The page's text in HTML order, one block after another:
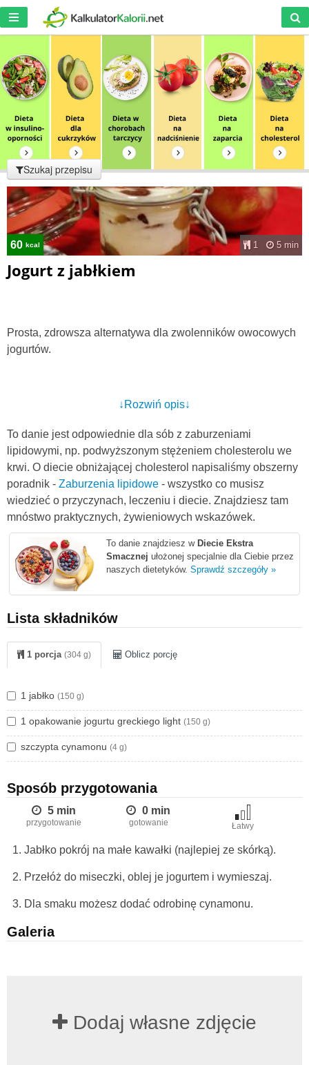
Szukaj przepisu
60 kcal 1 5 min
Jogurt z jabłkiem
Prosta, zdrowsza alternatywa dla zwolenników owocowych
jogurtów.
↓Rozwiń opis↓
To danie jest odpowiednie dla sób z zaburzeniami
lipidowymi, np. podwyższonym stężeniem cholesterolu we
krwi. O diecie obniżającej cholesterol napisaliśmy obszerny
poradnik - Zaburzenia lipidowe - wszystko co musisz
wiedzieć o przyczynach, leczeniu i diecie. Znajdziesz tam
mnóstwo praktycznych, żywieniowych wskazówek.
To danie znajdziesz w Diecie Ekstra
Smacznej ułożonej specjalnie dla Ciebie przez
naszych dietetyków. Sprawdź szczegóły »
Lista składników
1 porcja (304 g) Oblicz porcję
1 jabłko (150 g)
1 opakowanie jogurtu greckiego light (150 g)
szczypta cynamonu (4 g)
Sposób przygotowania
5 min
przygotowanie
0 min
gotowanie Łatwy
Jabłko pokrój na małe kawałki (najlepiej ze skórką).
Przełóż do miseczki, oblej je jogurtem i wymieszaj.
Dla smaku możesz dodać odrobinę cynamonu.
Galeria
Dodaj własne zdjęcie